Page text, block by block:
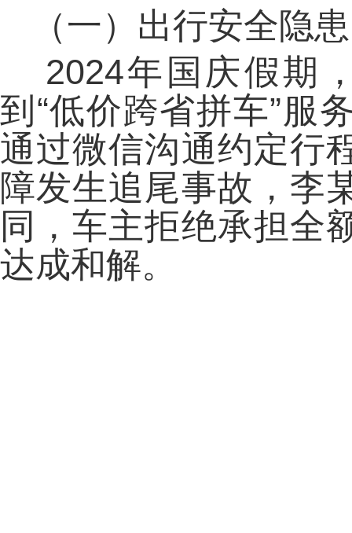
（一）出行安全隐
2024年国庆假期
到“低价跨省拼车”服
通过微信沟通约定行
障发生追尾事故，李
同，车主拒绝承担全
达成和解。